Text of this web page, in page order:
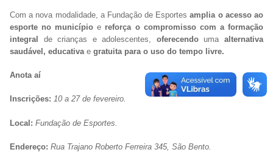
Com a nova modalidade, a Fundação de Esportes amplia o acesso ao
esporte no municípioe reforça o compromisso com a formação
integral
de crianças e adolescentes, oferecendoumaalternativa
saudável, educativa e gratuita para o uso do tempo livre.
Anota aí
Inscrições: 10 a 27 de fevereiro.
Local: Fundação de Esportes.
Endereço: Rua Trajano Roberto Ferreira 345, São Bento.